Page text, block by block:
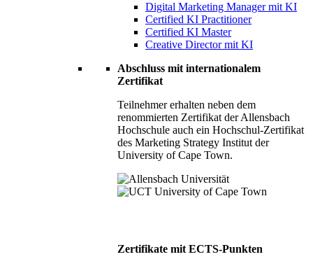
Digital Marketing Manager mit KI
Certified KI Practitioner
Certified KI Master
Creative Director mit KI
Abschluss mit internationalem
Zertifikat
Teilnehmer erhalten neben dem
renommierten Zertifikat der Allensbach
Hochschule auch ein Hochschul-Zertifikat
des Marketing Strategy Institut der
University of Cape Town.
Zertifikate mit ECTS-Punkten